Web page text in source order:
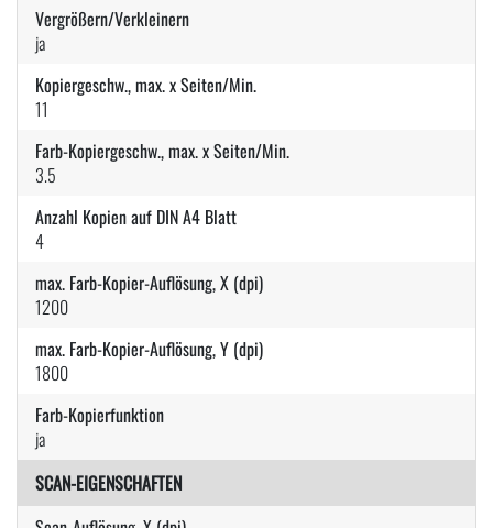
Vergrößern/Verkleinern
ja
Kopiergeschw., max. x Seiten/Min.
11
Farb-Kopiergeschw., max. x Seiten/Min.
3.5
Anzahl Kopien auf DIN A4 Blatt
4
max. Farb-Kopier-Auflösung, X (dpi)
1200
max. Farb-Kopier-Auflösung, Y (dpi)
1800
Farb-Kopierfunktion
ja
SCAN-EIGENSCHAFTEN